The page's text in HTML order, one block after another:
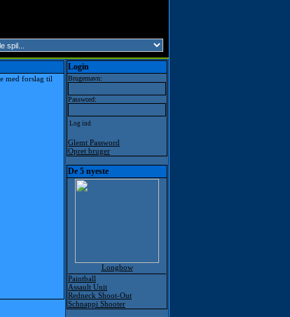
med forslag til
Login
Brugernavn:
Password:
Glemt Password
Opret bruger
De 5 nyeste
Longbow
Paintball
Assault Unit
Redneck Shoot-Out
Schnappi Shooter